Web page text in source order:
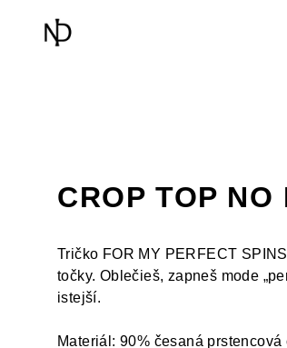
CROP TOP
Tričko FOR MY PERFECT
točky. Oblečieš, zapneš mode
istejší.
Materiál:90% česaná